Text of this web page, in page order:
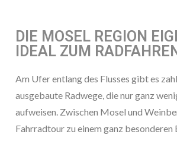
DIE MOSEL REGION
IDEAL ZUM
Am Ufer entlang des Flusses gibt es
ausgebaute Radwege, die nur ganz
aufweisen. Zwischen Mosel und
Fahrradtour zu einem ganz besonderen